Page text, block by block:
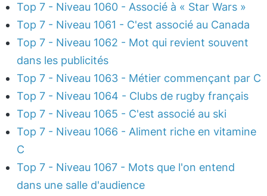
Top 7 - Niveau 1060 - Associé à « Star Wars »
Top 7 - Niveau 1061 - C'est associé au Canada
Top 7 - Niveau 1062 - Mot qui revient souvent
dans les publicités
Top 7 - Niveau 1063 - Métier commençant par C
Top 7 - Niveau 1064 - Clubs de rugby français
Top 7 - Niveau 1065 - C'est associé au ski
Top 7 - Niveau 1066 - Aliment riche en vitamine
C
Top 7 - Niveau 1067 - Mots que l'on entend
dans une salle d'audience